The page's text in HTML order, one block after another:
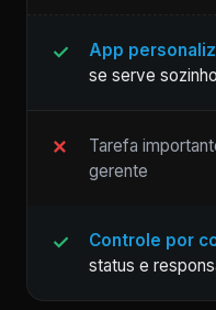
App
se serve sozinho
Tarefa
gerente
Controle por
status e